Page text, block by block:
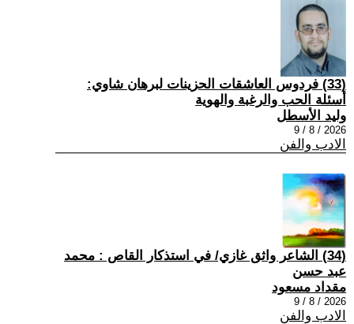
(33) فردوس العاشقات الحزينات لبرهان شاوي:
أسئلة الحب والرغبة والهوية
وليد الأسطل
2026 / 8 / 9
الادب والفن
(34) الشاعر واثق غازي/ في استذكار القاص : محمد
عبد حسن
مقداد مسعود
2026 / 8 / 9
الادب والفن